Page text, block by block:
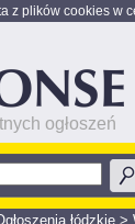
z plików cookies w
ogłoszeń
łódzkie >